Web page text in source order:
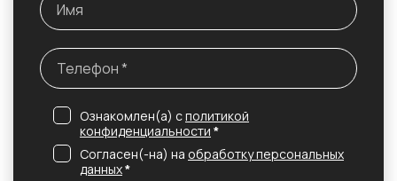
Ознакомлен(а) сполитикой
конфиденциальности *
Согласен(-на) на обработку персональных
данных*